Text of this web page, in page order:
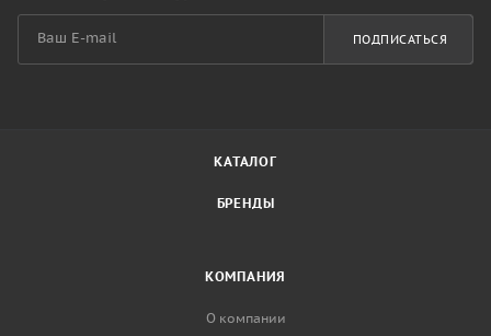
ПОДПИСАТЬСЯ
КАТАЛОГ
БРЕНДЫ
КОМПАНИЯ
О компании